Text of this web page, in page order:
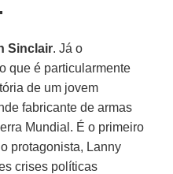
Sinclair. Já o
que é particularmente
de um jovem
fabricante de armas
Mundial. É o primeiro
protagonista, Lanny
crises políticas